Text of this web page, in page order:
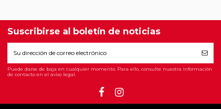
Suscribirse al boletín de noticias
Puede darse de baja en cualquier momento. Para ello, consulte nuestra información
de contacto en el aviso legal.